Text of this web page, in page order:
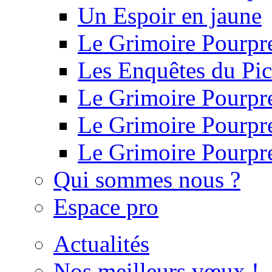
Un Espoir en jaune
Le Grimoire
Les Enquêtes du
Le Grimoire
Le Grimoire
Le Grimoire
Qui sommes nous ?
Espace pro
Actualités